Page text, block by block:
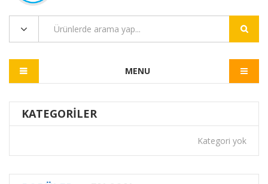
MENU
KATEGORILER
Kategori yok